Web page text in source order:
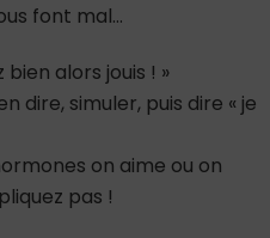
font mal…
alors jouis ! »
dire, simuler, puis dire « je
on aime ou on
pas !